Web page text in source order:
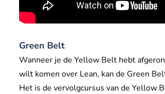
Green Belt
Wanneer je de Yellow Belt hebt
wilt komen over Lean, kan de Green
Het is de vervolgcursus van de Yellow